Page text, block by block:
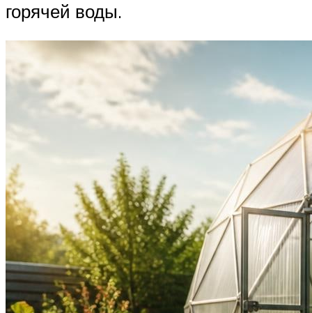
горячей воды.